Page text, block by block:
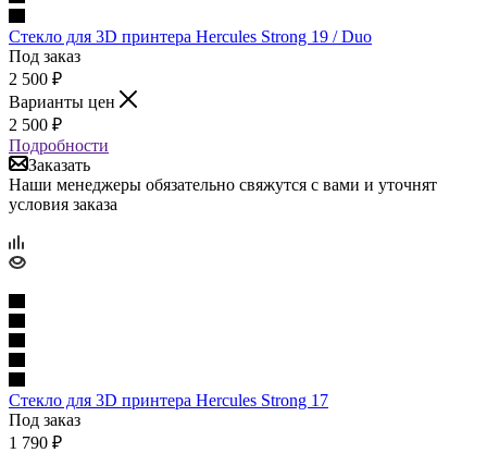
Стекло для 3D принтера Hercules Strong 19 / Duo
Под заказ
2 500 ₽
Варианты цен
2 500 ₽
Подробности
Заказать
Наши менеджеры обязательно свяжутся с вами и уточнят
условия заказа
Стекло для 3D принтера Hercules Strong 17
Под заказ
1 790 ₽